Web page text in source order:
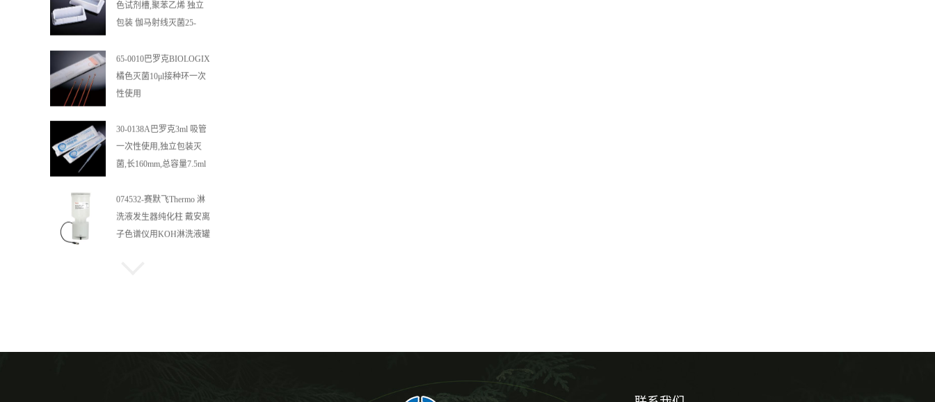
色试剂槽,聚苯乙烯 独立
包装 伽马射线灭菌25-
65-0010巴罗克BIOLOGIX
橘色灭菌10μl接种环一次
性使用
30-0138A巴罗克3ml 吸管
一次性使用,独立包装灭
菌,长160mm,总容量7.5ml
074532-赛默飞Thermo 淋
洗液发生器纯化柱 戴安离
子色谱仪用KOH淋洗液罐